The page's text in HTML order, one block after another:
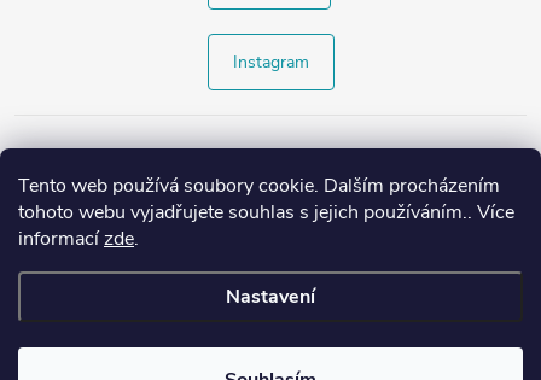
Tento web používá soubory cookie. Dalším procházením
tohoto webu vyjadřujete souhlas s jejich používáním.. Více
informacízde.
Nastavení
Instagram
Copyright 2026Style4.cz. Všechna práva vyhrazena.